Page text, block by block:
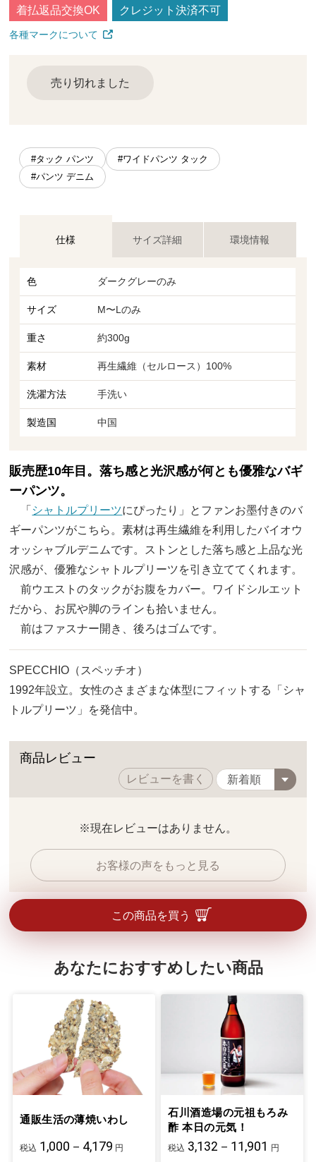
着払返品交換OK クレジット決済不可
各種マークについて
売り切れました
#タック パンツ
#ワイドパンツ タック
#パンツ デニム
仕様 サイズ詳細 環境情報
色 ダークグレーのみ
サイズ M〜Lのみ
重さ 約300g
素材 再生繊維（セルロース）100%
洗濯方法 手洗い
製造国 中国
販売歴10年目。落ち感と光沢感が何とも優雅なバギ
ーパンツ。
「 シャトルプリーツにぴったり」とファンお墨付きのバ
ギーパンツがこちら。素材は再生繊維を利用したバイオウ
オッシャブルデニムです。ストンとした落ち感と上品な光
沢感が、優雅なシャトルプリーツを引き立ててくれます。
前ウエストのタックがお腹をカバー。ワイドシルエット
だから、お尻や脚のラインも拾いません。
前はファスナー開き、後ろはゴムです。
SPECCHIO（スペッチオ）
1992年設立。女性のさまざまな体型にフィットする「シャ
トルプリーツ」を発信中。
商品レビュー
レビューを書く
※現在レビューはありません。
お客様の声をもっと見る
この商品を買う
あなたにおすすめしたい商品
通販生活の薄焼いわし
税込 1,000－4,179 円
石川酒造場の元祖もろみ
酢 本日の元気！
税込 3,132－11,901 円